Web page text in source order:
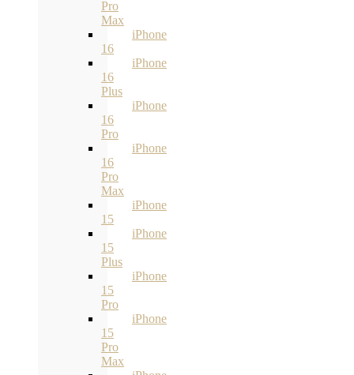
Pro
Max
iPhone
16
iPhone
16
Plus
iPhone
16
Pro
iPhone
16
Pro
Max
iPhone
15
iPhone
15
Plus
iPhone
15
Pro
iPhone
15
Pro
Max